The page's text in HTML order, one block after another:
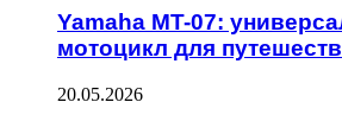
Yamaha MT-07:
мотоцикл для
20.05.2026